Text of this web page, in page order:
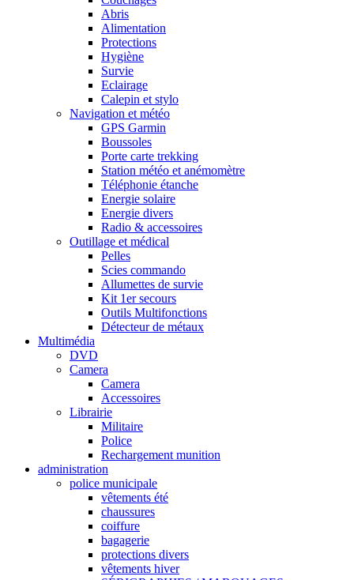
Abris
Alimentation
Protections
Hygiène
Survie
Eclairage
Calepin et stylo
Navigation et météo
GPS Garmin
Boussoles
Porte carte trekking
Station météo et anémomètre
Téléphonie étanche
Energie solaire
Energie divers
Radio & accessoires
Outillage et médical
Pelles
Scies commando
Allumettes de survie
Kit 1er secours
Outils Multifonctions
Détecteur de métaux
Multimédia
DVD
Camera
Camera
Accessoires
Librairie
Militaire
Police
Rechargement munition
administration
police municipale
vêtements été
chaussures
coiffure
bagagerie
protections divers
vêtements hiver